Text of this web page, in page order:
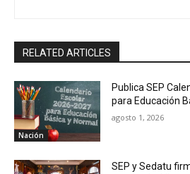
RELATED ARTICLES
Nación
Publica SEP
para Educación
agosto 1, 2026
SEP y Sedatu